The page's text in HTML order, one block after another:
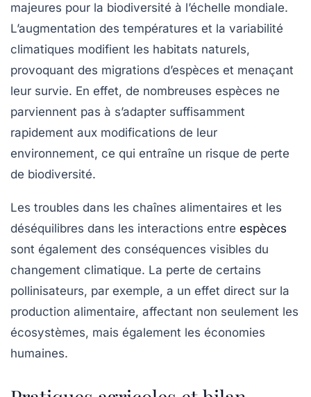
majeures pour la biodiversité à l’échelle mondiale.
L’augmentation des températures et la variabilité
climatiques modifient les habitats naturels,
provoquant des migrations d’espèces et menaçant
leur survie. En effet, de nombreuses espèces ne
parviennent pas à s’adapter suffisamment
rapidement aux modifications de leur
environnement, ce qui entraîne un risque de perte
de biodiversité.
Les troubles dans les chaînes alimentaires et les
déséquilibres dans les interactions entre espèces
sont également des conséquences visibles du
changement climatique. La perte de certains
pollinisateurs, par exemple, a un effet direct sur la
production alimentaire, affectant non seulement les
écosystèmes, mais également les économies
humaines.